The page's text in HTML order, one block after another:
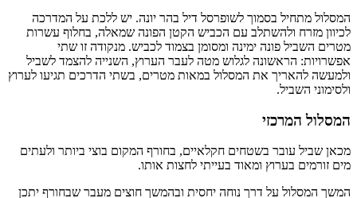
המסלול מתחיל בסמוך לשופרסל דיל בהר יונה. יש ללכת על המדרכה
לכיוון מזרח ולהשתלב עם הכביש הקטן הפונה שמאלה, בחלוף עשרות
מטרים השביל פונה ימינה ומסומן בצמוד לכביש. מנקודה זו שתי
אפשרויות: הראשונה לגלוש מטה לעבר הערוץ, השנייה להצמד לשביל
ולמעשה להאריך את המסלול במאות מטרים, בשתי הדרכים תגיעו לערוץ
ולסימוני השביל.
המסלול המרכזי
מכאן שביל עובר בשטחים חקלאיים, בחורף המקום בוצי ביותר ולעתים
מים זורמים בערוץ ומאוד בעייתי לחצות אותו.
המשך המסלול על דרך נוחה יחסית ובהמשך חוצים מעבר שבחורף יתכן